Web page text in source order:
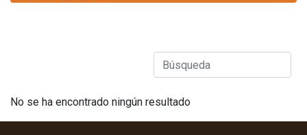
No se ha encontrado ningún resultado